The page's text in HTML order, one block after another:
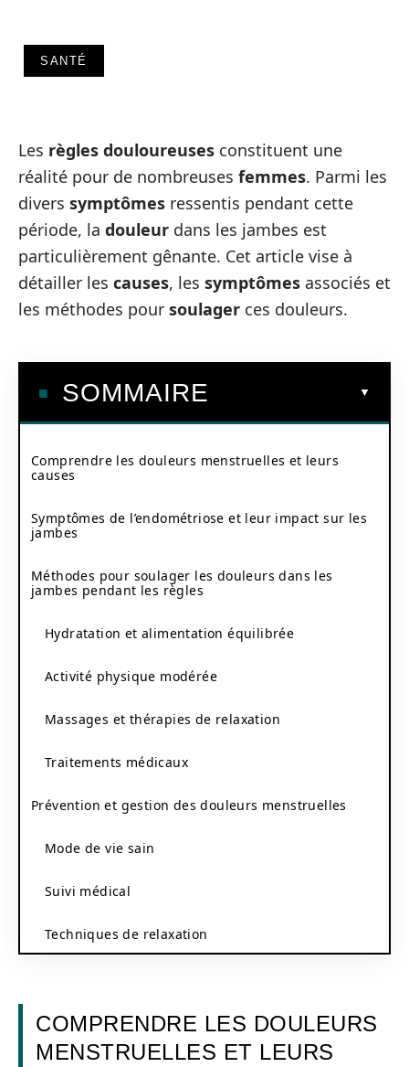
SANTÉ
Les règles douloureuses constituent une
réalité pour de nombreuses femmes. Parmi les
divers symptômes ressentis pendant cette
période, la douleur dans les jambes est
particulièrement gênante. Cet article vise à
détailler les causes, les symptômes associés et
les méthodes pour soulager ces douleurs.
SOMMAIRE
Comprendre les douleurs menstruelles et leurs
causes
Symptômes de l’endométriose et leur impact sur les
jambes
Méthodes pour soulager les douleurs dans les
jambes pendant les règles
Hydratation et alimentation équilibrée
Activité physique modérée
Massages et thérapies de relaxation
Traitements médicaux
Prévention et gestion des douleurs menstruelles
Mode de vie sain
Suivi médical
Techniques de relaxation
COMPRENDRE LES DOULEURS
MENSTRUELLES ET LEURS